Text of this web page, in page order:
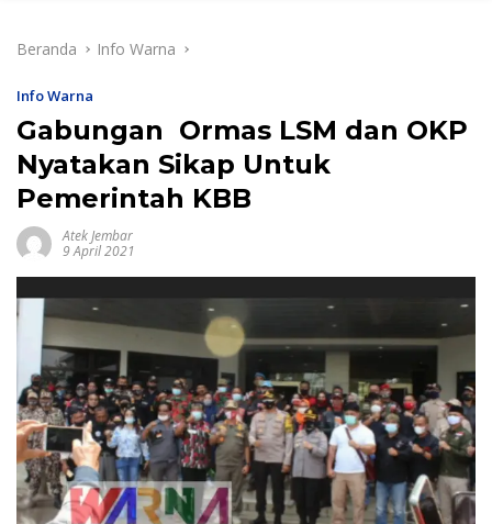
Beranda Info Warna
Info Warna
Gabungan Ormas LSM dan OKP
Nyatakan Sikap Untuk
Pemerintah KBB
Atek Jembar
9 April 2021